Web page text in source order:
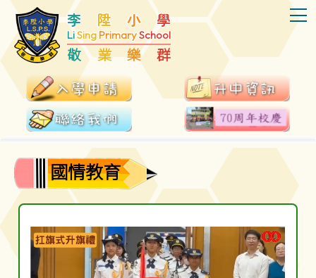
李 陞 小 學
LiSingPrimarySchool
敬 業 樂 群
國情教育